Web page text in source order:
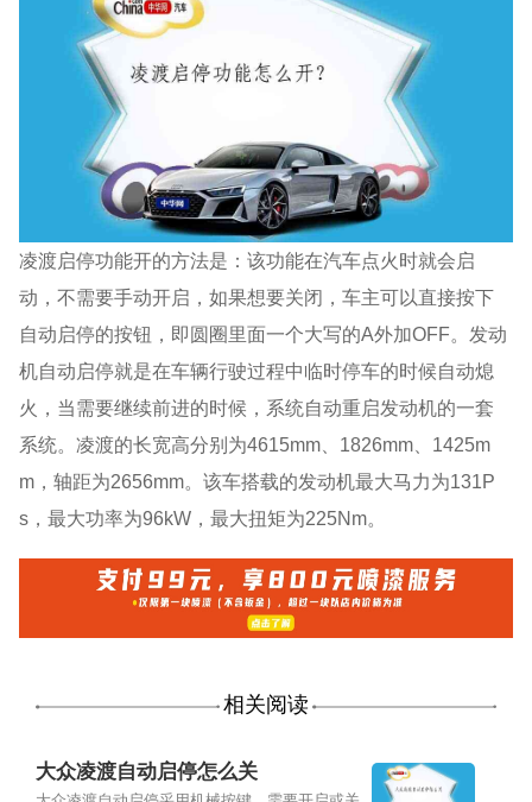
凌渡启停功能开的方法是：该功能在汽车点火时就会启
动，不需要手动开启，如果想要关闭，车主可以直接按下
自动启停的按钮，即圆圈里面一个大写的A外加OFF。发动
机自动启停就是在车辆行驶过程中临时停车的时候自动熄
火，当需要继续前进的时候，系统自动重启发动机的一套
系统。凌渡的长宽高分别为4615mm、1826mm、1425m
m，轴距为2656mm。该车搭载的发动机最大马力为131P
s，最大功率为96kW，最大扭矩为225Nm。
相关阅读
大众凌渡自动启停怎么关